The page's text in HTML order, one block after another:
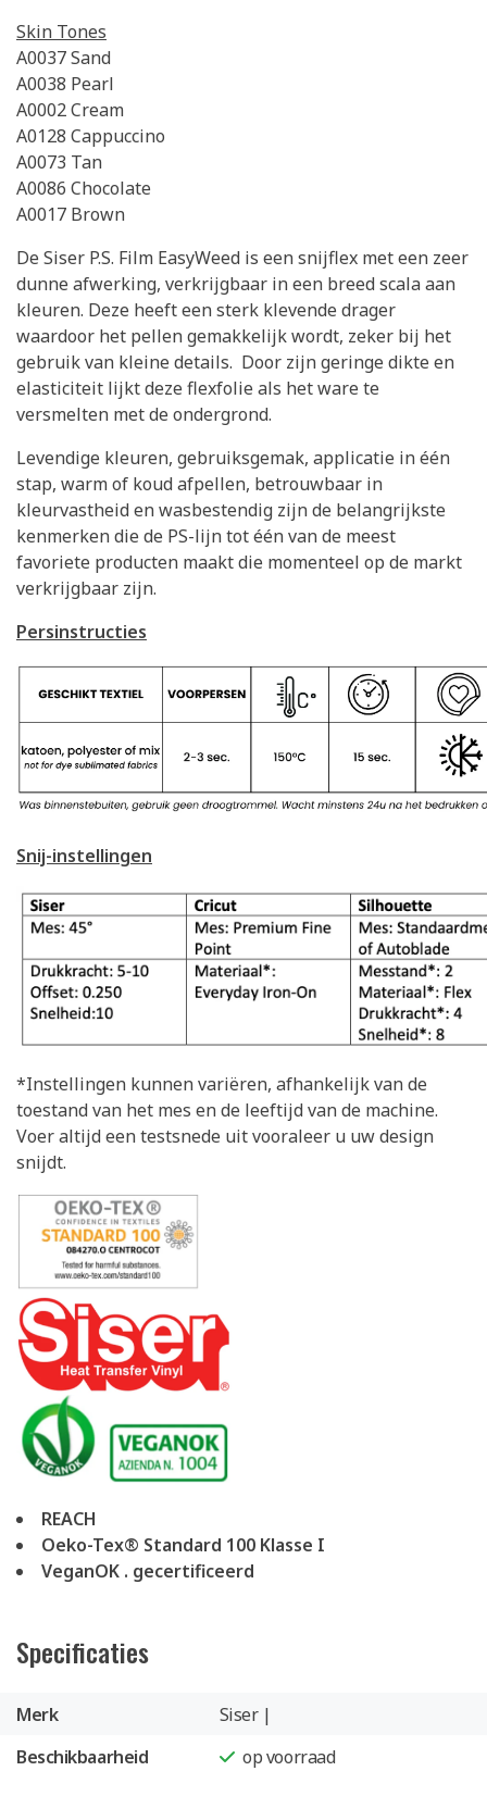
Skin Tones
A0037 Sand
A0038 Pearl
A0002 Cream
A0128 Cappuccino
A0073 Tan
A0086 Chocolate
A0017 Brown
De Siser P.S. Film EasyWeed is een snijflex met een zeer
dunne afwerking, verkrijgbaar in een breed scala aan
kleuren. Deze heeft een sterk klevende drager
waardoor het pellen gemakkelijk wordt, zeker bij het
gebruik van kleine details. Door zijn geringe dikte en
elasticiteit lijkt deze flexfolie als het ware te
versmelten met de ondergrond.
Levendige kleuren, gebruiksgemak, applicatie in één
stap, warm of koud afpellen, betrouwbaar in
kleurvastheid en wasbestendig zijn de belangrijkste
kenmerken die de PS-lijn tot één van de meest
favoriete producten maakt die momenteel op de markt
verkrijgbaar zijn.
Persinstructies
Snij-instellingen
*Instellingen kunnen variëren, afhankelijk van de
toestand van het mes en de leeftijd van de machine.
Voer altijd een testsnede uit vooraleer u uw design
snijdt.
REACH
Oeko-Tex® Standard 100 Klasse I
VeganOK . gecertificeerd
Specificaties
Merk
Siser |
Beschikbaarheid
op voorraad